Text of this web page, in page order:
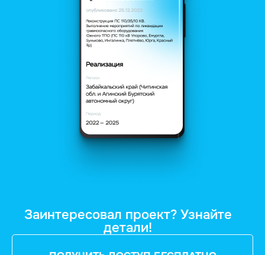
Заинтересовал проект? Узнайте
детали!